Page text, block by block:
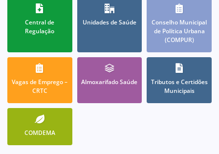
Central de
Regulação
Unidades de Saúde
Conselho Municipal
de Política Urbana
(COMPUR)
Vagas de Emprego –
CRTC
Almoxarifado Saúde
Tributos e Certidões
Municipais
COMDEMA